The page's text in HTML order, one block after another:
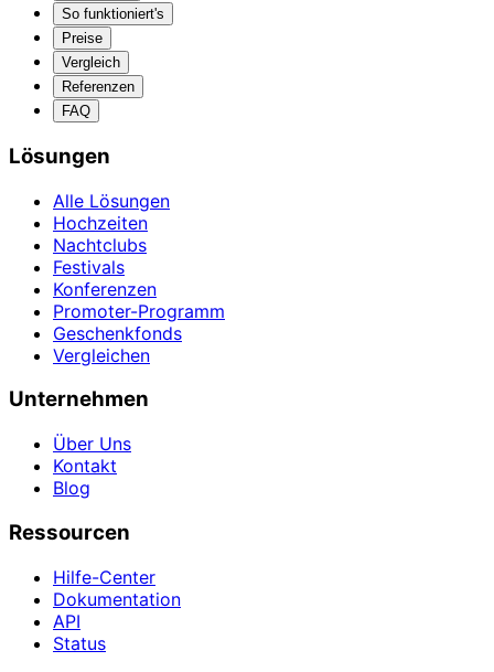
So funktioniert's
Preise
Vergleich
Referenzen
FAQ
Lösungen
Alle Lösungen
Hochzeiten
Nachtclubs
Festivals
Konferenzen
Promoter-Programm
Geschenkfonds
Vergleichen
Unternehmen
Über Uns
Kontakt
Blog
Ressourcen
Hilfe-Center
Dokumentation
API
Status